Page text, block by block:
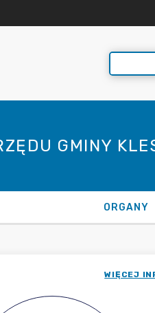
GMINY
ORGANY
WIĘCEJ